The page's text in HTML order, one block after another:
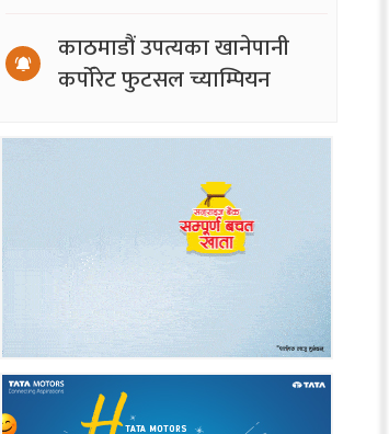
काठमाडौं उपत्यका खानेपानी
कर्पोरेट फुटसल च्याम्पियन